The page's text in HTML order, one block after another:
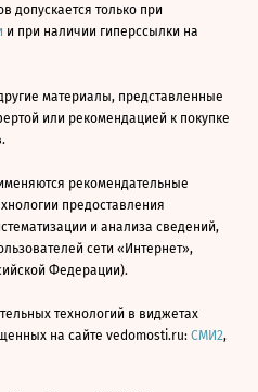
допускается только при
и при наличии гиперссылки на
материалы, представленные
или рекомендацией к покупке
рекомендательные
предоставления
и анализа сведений,
сети «Интернет»,
Федерации).
технологий в виджетах
на сайте vedomosti.ru: СМИ2,